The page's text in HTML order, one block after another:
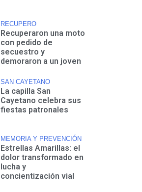
RECUPERO
Recuperaron una moto
con pedido de
secuestro y
demoraron a un joven
SAN CAYETANO
La capilla San
Cayetano celebra sus
fiestas patronales
MEMORIA Y PREVENCIÓN
Estrellas Amarillas: el
dolor transformado en
lucha y
concientización vial